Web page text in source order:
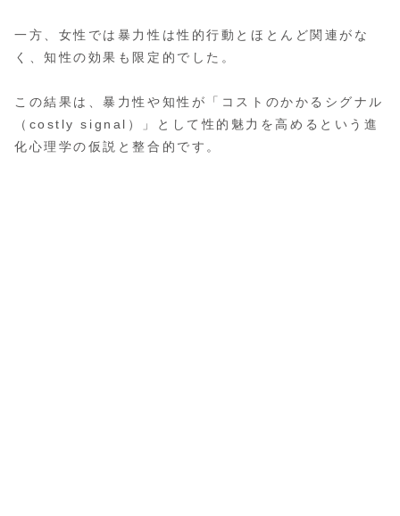
一方、女性では暴力性は性的行動とほとんど関連がな
く、知性の効果も限定的でした。
この結果は、暴力性や知性が「コストのかかるシグナル
（costly signal）」として性的魅力を高めるという進
化心理学の仮説と整合的です。